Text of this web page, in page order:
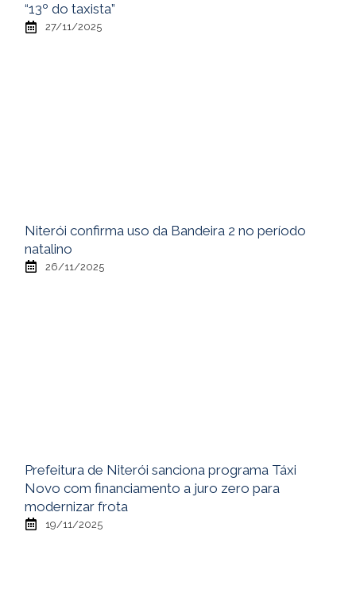
“13º do taxista”
27/11/2025
Niterói confirma uso da Bandeira 2 no período
natalino
26/11/2025
Prefeitura de Niterói sanciona programa Táxi
Novo com financiamento a juro zero para
modernizar frota
19/11/2025